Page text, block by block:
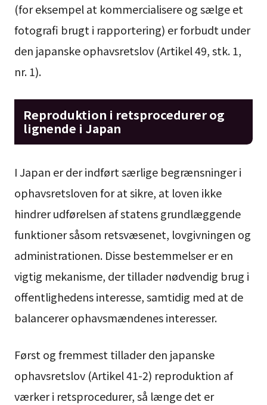
(for eksempel at kommercialisere og sælge et
fotografi brugt i rapportering) er forbudt under
den japanske ophavsretslov (Artikel 49, stk. 1,
nr. 1).
Reproduktion i retsprocedurer og
lignende i Japan
I Japan er der indført særlige begrænsninger i
ophavsretsloven for at sikre, at loven ikke
hindrer udførelsen af statens grundlæggende
funktioner såsom retsvæsenet, lovgivningen og
administrationen. Disse bestemmelser er en
vigtig mekanisme, der tillader nødvendig brug i
offentlighedens interesse, samtidig med at de
balancerer ophavsmændenes interesser.
Først og fremmest tillader den japanske
ophavsretslov (Artikel 41-2) reproduktion af
værker i retsprocedurer, så længe det er